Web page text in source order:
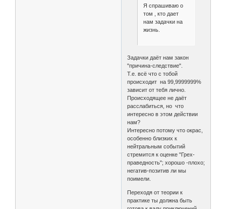
Я спрашиваю о
том , кто дает
нам задачки на
жизнь.
Задачки даёт нам закон
"причина-следствие".
Т.е. всё что с тобой
происходит на 99,9999999%
зависит от тебя лично.
Происходящее не даёт
расслабиться, но что
интересно в этом действии
нам?
Интересно потому что окрас,
особенно близких к
нейтральным событий
стремится к оценке "Грех-
праведность"; хорошо -плохо;
негатив-позитив ли мы
поимели.
Переходя от теории к
практике ты должна быть